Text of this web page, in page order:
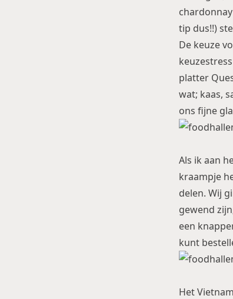
tip dus!!)
De keuze
platter
wat; kaas,
ons fijne
Als ik aan
kraampje
delen. Wij
gewend
een
kunt
Het